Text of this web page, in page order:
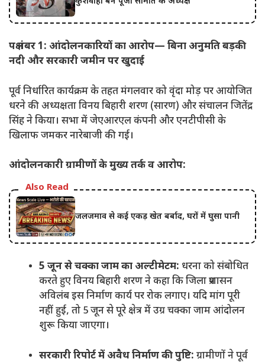
पक्ष नंबर 1: आंदोलनकारियों का आरोप— बिना अनुमति बड़की
नदी और सरकारी जमीन पर खुदाई
पूर्व निर्धारित कार्यक्रम के तहत मंगलवार को वृंदा मोड़ पर आयोजित
धरने की अध्यक्षता विनय बिहारी शरण (सारण) और संचालन जितेंद्र
सिंह ने किया। सभा में जेएआरएल कंपनी और एनटीपीसी के
खिलाफ जमकर नारेबाजी की गई।
आंदोलनकारी ग्रामीणों के मुख्य तर्क व आरोप:
Also Read
जलजमाव से कई एकड़ खेत बर्बाद, घरों में घुसा पानी
5 जून से चक्का जाम का अल्टीमेटम: धरना को संबोधित
करते हुए विनय बिहारी शरण ने कहा कि जिला प्रशासन
अविलंब इस निर्माण कार्य पर रोक लगाए। यदि मांग पूरी
नहीं हुई, तो 5 जून से पूरे क्षेत्र में उग्र चक्का जाम आंदोलन
शुरू किया जाएगा।
सरकारी रिपोर्ट में अवैध निर्माण की पुष्टि: ग्रामीणों ने पूर्व